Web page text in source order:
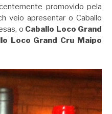
promovido pela
veio apresentar o Caballo
o Caballo Loco Grand
Loco Grand Cru Maipo